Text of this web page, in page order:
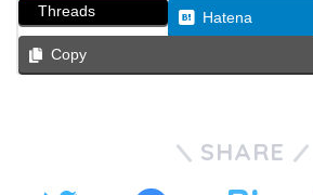
Threads
Hatena
Copy
SHARE